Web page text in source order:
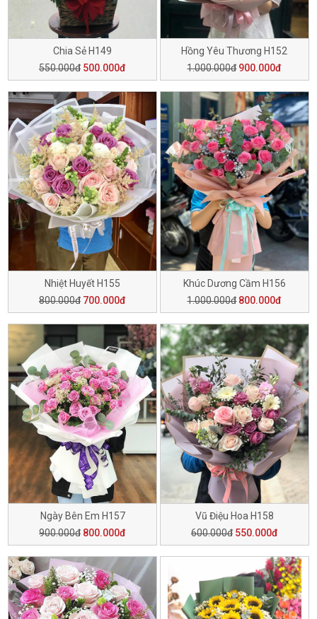
Chia Sẻ H149
550.000đ 500.000đ
Hồng Yêu Thương H152
1.000.000đ 900.000đ
Nhiệt Huyết H155
800.000đ 700.000đ
Khúc Dương Cầm H156
1.000.000đ 800.000đ
Ngày Bên Em H157
900.000đ 800.000đ
Vũ Điệu Hoa H158
600.000đ 550.000đ